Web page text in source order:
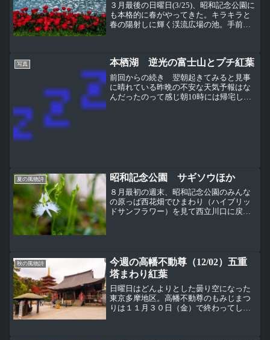
３月最後の日曜日(3/25)、昭和記念公園に
も本格的に春がやってきた。キラキラと
春の陽射しに輝く渓流広場の池。手前は
先。みんなの原っぱ...
写真 本栖湖 逆光の富士山とプチ紅葉
前回からの続き 翌朝起きてみると見事
に晴れている昨晩の不安な天気予報はな
んだったのって感じ朝10時には帰宅して
夏の風物詩 昭和記念公園 サギソウほか
８月最初の週末、昭和記念公園のみんな
の原っぱ西花畑でひまわり（ハイブリッ
ドサンフラワー）を見て西立川口に戻る
秋の風物詩
今週の高幡不動尊（12/02）五重
塔まわり紅葉
日曜日はどんよりとした曇り空になった
東京多摩地区。高幡不動尊のもみじまつ
りは１１月３０日（金）で終わってしま